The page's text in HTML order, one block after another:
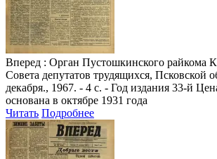
Вперед : Орган Пустошкинского райкома
Совета депутатов трудящихся, Псковской
декабря., 1967. - 4 с. - Год издания 33-й
основана в октябре 1931 года
Читать Подробнее